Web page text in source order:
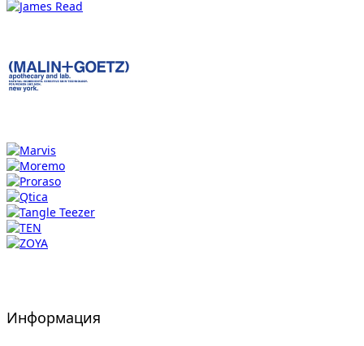
Информация